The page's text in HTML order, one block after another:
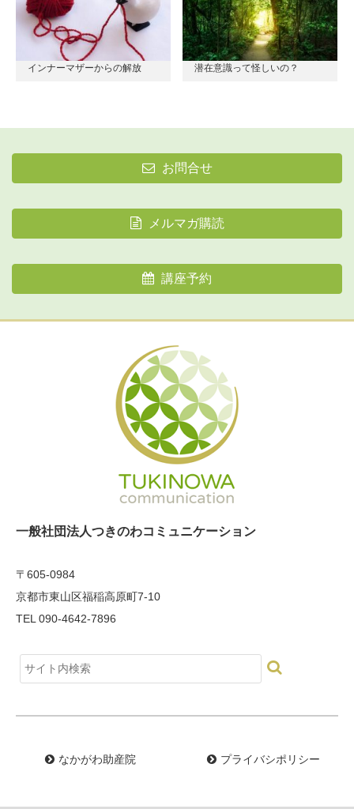
インナーマザーからの解放 潜在意識って怪しいの？
お問合せ
メルマガ購読
講座予約
一般社団法人つきのわコミュニケーション
〒605-0984
京都市東山区福稲高原町7-10
TEL 090-4642-7896
なかがわ助産院 プライバシポリシー